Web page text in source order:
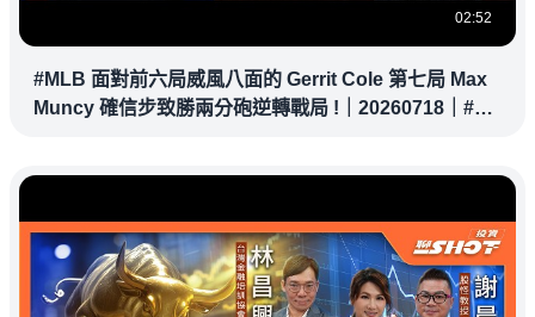
02:52
#MLB 面對前六局威風八面的 Gerrit Cole 第七局 Max
Muncy 確信步致勝兩分砲逆轉戰局 !｜20260718｜#洛